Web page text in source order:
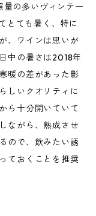
の多いヴィンテー
とても暑く、特に
、ワインは思いが
中の暑さは2018年
暖の差があった影
しいクオリティに
ら十分開いていて
ながら、熟成させ
ので、飲みたい誘
ておくことを推奨